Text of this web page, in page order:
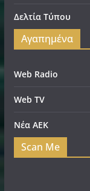
Δελτία Τύπου
Αγαπημένα
Web Radio
Web TV
Νέα ΑΕΚ
Scan Me